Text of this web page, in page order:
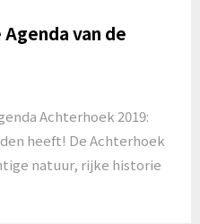
van de
Achterhoek 2019:
heeft! De Achterhoek
natuur, rijke historie